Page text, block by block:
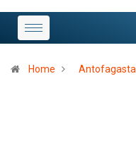
Home Antofagasta